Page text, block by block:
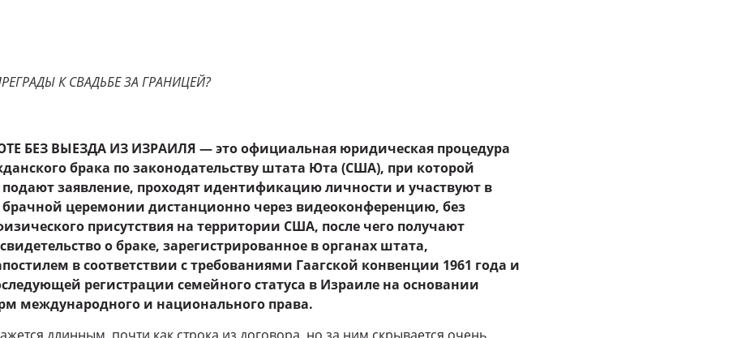
К СВАДЬБЕ ЗА ГРАНИЦЕЙ?
БЕЗ ВЫЕЗДА ИЗ ИЗРАИЛЯ — это официальная юридическая процедура
брака по законодательству штата Юта (США), при которой
заявление, проходят идентификацию личности и участвуют в
брачной церемонии дистанционно через видеоконференцию, без
присутствия на территории США, после чего получают
о браке, зарегистрированное в органах штата,
в соответствии с требованиями Гаагской конвенции 1961 года и
регистрации семейного статуса в Израиле на основании
международного и национального права.